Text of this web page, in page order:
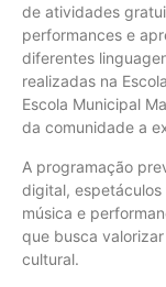
de atividades
performances e
diferentes
realizadas na
Escola Municipal
da comunidade a
A programação
digital,
música e
que busca
cultural.